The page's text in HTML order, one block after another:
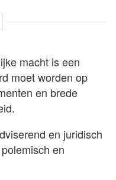
macht is een
moet worden op
en brede
en juridisch
en